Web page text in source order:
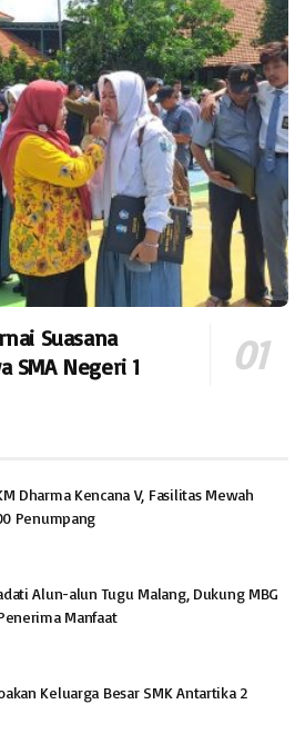
Suasana
SMA Negeri 1
Dharma Kencana V, Fasilitas Mewah
Penumpang
Alun-alun Tugu Malang, Dukung MBG
Manfaat
Keluarga Besar SMK Antartika 2